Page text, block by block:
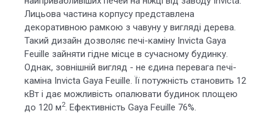
Лицьова частина корпусу представлена
декоративною рамкою з чавуну у вигляді дерева.
Такий дизайн дозволяє печі-каміну Invicta Gaya
Feuille зайняти гідне місце в сучасному будинку.
Однак, зовнішній вигляд - не єдина перевага печі-
каміна Invicta Gaya Feuille. Її потужність становить 12
кВт і дає можливість опалювати будинок площею
до 120 м2. Ефективність Gaya Feuille 76%.